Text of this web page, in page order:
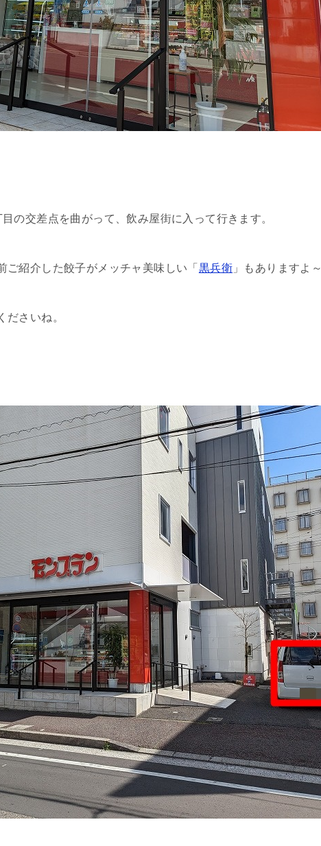
の交差点を曲がって、飲み屋街に入って行きます。
紹介した餃子がメッチャ美味しい「 黒兵衛 」もありますよ～
ださいね。